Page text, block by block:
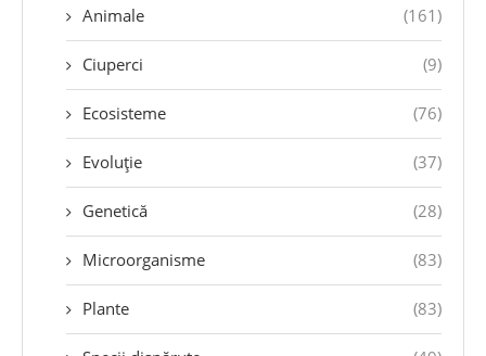
Animale (161)
Ciuperci (9)
Ecosisteme (76)
Evoluție (37)
Genetică (28)
Microorganisme (83)
Plante (83)